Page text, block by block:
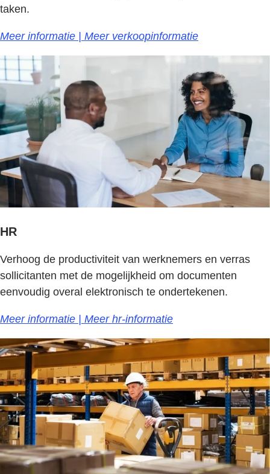
taken.
Meer informatie | Meer verkoopinformatie
HR
Verhoog de productiviteit van werknemers en verras
sollicitanten met de mogelijkheid om documenten
eenvoudig overal elektronisch te ondertekenen.
Meer informatie | Meer hr-informatie